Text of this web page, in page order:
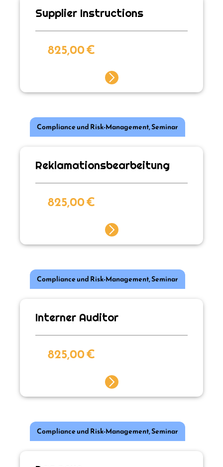
Supplier Instructions
825,00€
Compliance und Risk-Management,Seminar
Reklamationsbearbeitung
825,00€
Compliance und Risk-Management,Seminar
Interner Auditor
825,00€
Compliance und Risk-Management,Seminar